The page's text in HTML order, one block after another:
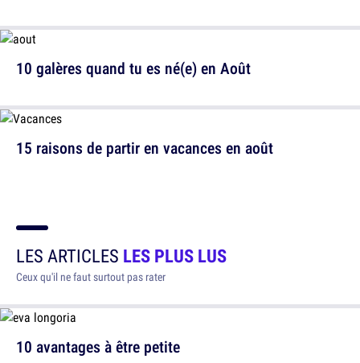
10 galères quand tu es né(e) en Août
15 raisons de partir en vacances en août
LES ARTICLES LES PLUS LUS
Ceux qu'il ne faut surtout pas rater
10 avantages à être petite